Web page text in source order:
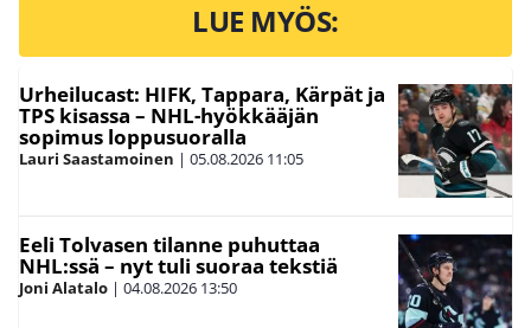
LUE MYÖS:
Urheilucast: HIFK, Tappara, Kärpät ja
TPS kisassa – NHL-hyökkääjän
sopimus loppusuoralla
Lauri Saastamoinen | 05.08.2026 11:05
Eeli Tolvasen tilanne puhuttaa
NHL:ssä – nyt tuli suoraa tekstiä
Joni Alatalo | 04.08.2026 13:50